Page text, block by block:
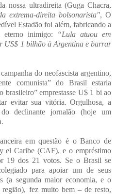
nossa ultradireita (Guga Chacra,
extrema-direita bolsonarista", O
Estadão foi além, fabricando a
eterno inimigo:
“Lula atuou em
US$ 1 bilhão à Argentina e barrar
do neofascista argentino,
comunista” do Brasil estaria
brasileiro” emprestasse U$ 1 bi ao
evitar sua vitória. Orgulhosa, a
declinante jornalão (hoje um
em questão é o Banco de
el Caribe (CAF), e o empréstimo
19 dos 21 votos. Se o Brasil se
para apoiar um de seus
(a segunda maior economia, e o
fez muito bem – de resto,